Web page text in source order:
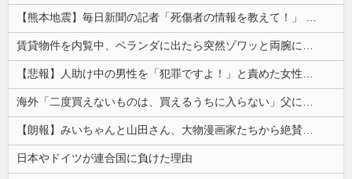
【熊本地震】毎日新聞の記者「死傷者の情報を教えて！」 → 企業「個人情報は控えます！」 → 記「年代は？特定につながらないでしょ？教えてよ？教えてよ？」
賃貸物件を内覧中、ベランダに出たら突然ゾワッと両腕に鳥肌が出た。「やっぱりこの部屋嫌だ」と思った瞬間、体が前にドンッと突き飛ばされて…
【悲報】人助け中の男性を「犯罪ですよ！」と責めた女性、警察が来た瞬間逃げる
海外「二度買えないものは、買えるうちに入らない」父に言われた一言でお金の使い方が変わった…
【朗報】みいちゃんと山田さん、大物漫画家たちから絶賛されるｗｗｗｗ
日本やドイツが連合国に負けた理由